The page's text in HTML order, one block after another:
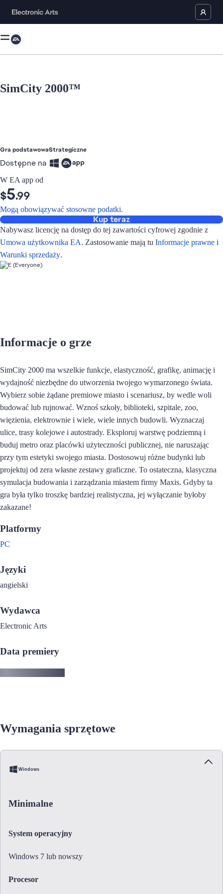
SimCity 2000™
Gra podstawowaStrategiczne
Dostępne na
W EA app od
$5.99
Mogą obowiązywać stosowne podatki.
Kup teraz
Nabywasz licencję na dostęp do tej zawartości cyfrowej zgodnie z
Umowa użytkownika EA. Zastosowanie mają tu Informacje prawne i
Warunki sprzedaży.
Informacje o grze
SimCity 2000 ma wszelkie funkcje, elastyczność, grafikę, animację i
wydajność niezbędne do utworzenia twojego wymarzonego świata.
Wybierz sobie żądane premiowe miasto i scenariusz, by wedle woli
budować lub rujnować. Wznoś szkoły, biblioteki, szpitale, zoo,
więzienia, elektrownie i wiele, wiele innych budowli. Wyznaczaj
ulice, trasy kolejowe i autostrady. Eksploruj warstwę podziemną i
buduj metro oraz placówki użyteczności publicznej, nie naruszając
przy tym estetyki swojego miasta. Dostosowuj różne budynki lub
projektuj od zera własne zestawy graficzne. To ostateczna, klasyczna
symulacja budowania i zarządzania miastem firmy Maxis. Gdyby ta
gra była tylko troszkę bardziej realistyczna, jej wyłączanie byłoby
zakazane!
Platformy
PC
Języki
angielski
Wydawca
Electronic Arts
Data premiery
Wymagania sprzętowe
Windows
Minimalne
System operacyjny
Windows 7 lub nowszy
Procesor